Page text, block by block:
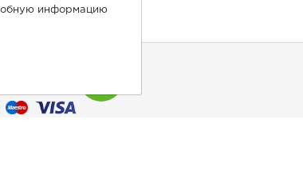
информацию